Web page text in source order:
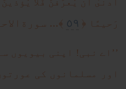
رَحيمًا ﴿ ٥٩ ﴾...
’’اے نبی! اپنی بیویوں
اور مسلمانوں کی